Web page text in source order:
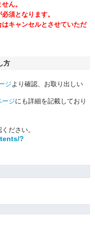
ん。
須となります。
キャンセルとさせていただ
方
ジ より確認、お取り出しい
ージにも詳細を記載しており
ださい。
?